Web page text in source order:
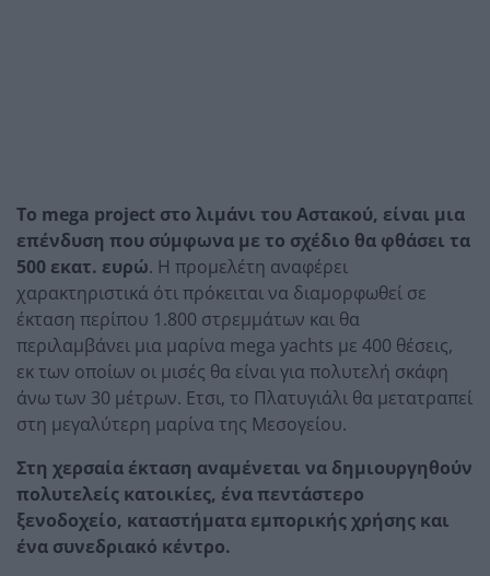
Το mega project στο λιμάνι του Αστακού, είναι μια
επένδυση που σύμφωνα με το σχέδιο θα φθάσει τα
500 εκατ. ευρώ. Η προμελέτη αναφέρει
χαρακτηριστικά ότι πρόκειται να διαμορφωθεί σε
έκταση περίπου 1.800 στρεμμάτων και θα
περιλαμβάνει μια μαρίνα mega yachts με 400 θέσεις,
εκ των οποίων οι μισές θα είναι για πολυτελή σκάφη
άνω των 30 μέτρων. Ετσι, το Πλατυγιάλι θα μετατραπεί
στη μεγαλύτερη μαρίνα της Μεσογείου.
Στη χερσαία έκταση αναμένεται να δημιουργηθούν
πολυτελείς κατοικίες, ένα πεντάστερο
ξενοδοχείο, καταστήματα εμπορικής χρήσης και
ένα συνεδριακό κέντρο.